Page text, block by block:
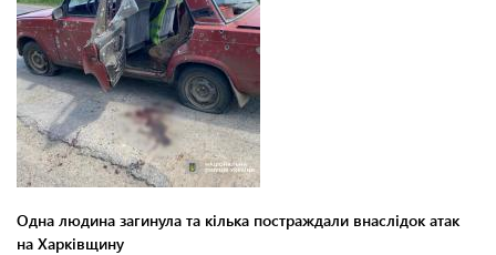
Одна людина загинула та кілька постраждали внаслідок атак
на Харківщину